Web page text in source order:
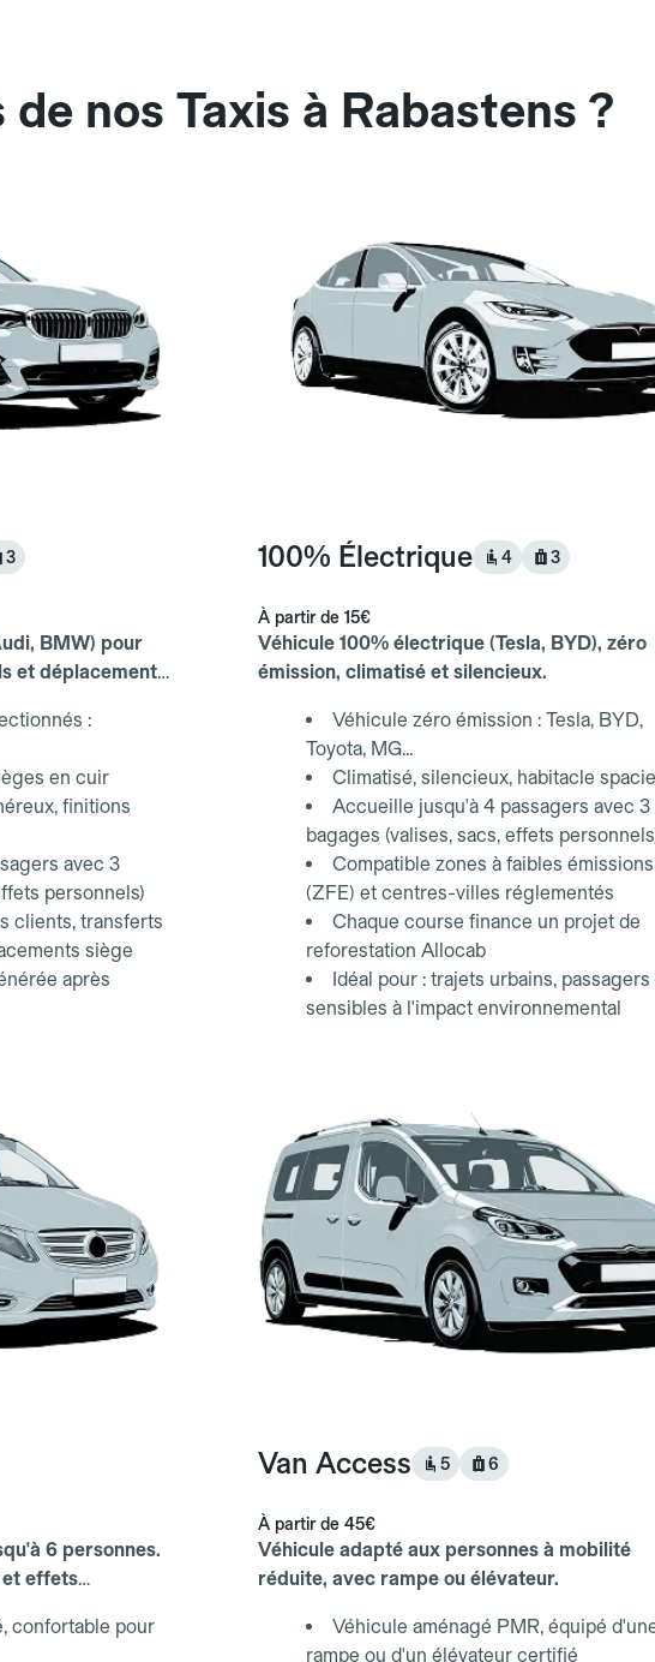
nos Taxis à Rabastens ?
3
BMW) pour
et déplacements
:
en cuir
finitions
avec 3
personnels)
clients, transferts
siège
après
100% Électrique 4 3
À partir de 15€
Véhicule 100% électrique (Tesla, BYD), zéro
émission, climatisé et silencieux.
Véhicule zéro émission : Tesla, BYD,
Toyota, MG...
Climatisé, silencieux, habitacle
Accueille jusqu'à 4 passagers avec 3
bagages (valises, sacs, effets
Compatible zones à faibles émissions
(ZFE) et centres-villes réglementés
Chaque course finance un projet de
reforestation Allocab
Idéal pour : trajets urbains, passagers
sensibles à l'impact environnemental
6 personnes.
et effets
confortable pour
Van Access 5 6
À partir de 45€
Véhicule adapté aux personnes à mobilité
réduite, avec rampe ou élévateur.
Véhicule aménagé PMR, équipé
rampe ou d'un élévateur certifié